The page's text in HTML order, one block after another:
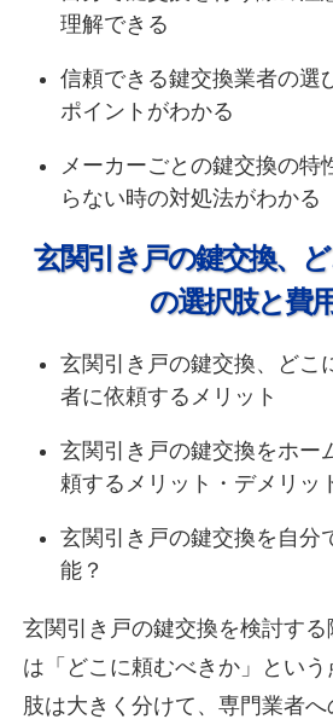
理解できる
信頼できる鍵交換業者の選
ポイントがわかる
メーカーごとの鍵交換の特
らない時の対処法がわかる
玄関引き戸の鍵交換、
の選択肢と費
玄関引き戸の鍵交換、どこ
者に依頼するメリット
玄関引き戸の鍵交換をホー
頼するメリット・デメリッ
玄関引き戸の鍵交換を自分
能？
玄関引き戸の鍵交換を検討す
は「どこに頼むべきか」とい
肢は大きく分けて、専門業者